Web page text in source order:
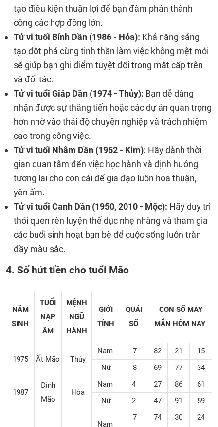
tạo điều kiện thuận lợi để bạn đàm phán thành
công các hợp đồng lớn.
Tử vi tuổi Bính Dần (1986 - Hỏa): Khả năng sáng
tạo đột phá cùng tinh thần làm việc không mệt mỏi
sẽ giúp bạn ghi điểm tuyệt đối trong mắt cấp trên
và đối tác.
Tử vi tuổi Giáp Dần (1974 - Thủy): Bạn dễ dàng
nhận được sự thăng tiến hoặc các dự án quan trọng
hơn nhờ vào thái độ chuyên nghiệp và trách nhiệm
cao trong công việc.
Tử vi tuổi Nhâm Dần (1962 - Kim): Hãy dành thời
gian quan tâm đến việc học hành và định hướng
tương lai cho con cái để gia đạo luôn hòa thuận,
yên ấm.
Tử vi tuổi Canh Dần (1950, 2010 - Mộc): Hãy duy trì
thói quen rèn luyện thể dục nhẹ nhàng và tham gia
các buổi sinh hoạt bạn bè để cuộc sống luôn tràn
đầy màu sắc.
4. Số hút tiền cho tuổi Mão
NĂM
SINH
TUỔI
NẠP
ÂM
MỆNH
NGŨ
HÀNH
GIỚI
TÍNH
QUÁI
SỐ
CON SỐ MAY
MẮN HÔM NAY
1975 Ất Mão Thủy
Nam 7 82 21
15
Nữ
8 69 77 34
1987
Đinh
Mão
Hỏa
Nam 4 27 86
61
Nữ
2 47 91 59
Nam
7 74 30 24